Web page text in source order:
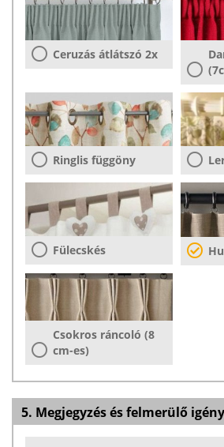
Ceruzás átlátszó 2x
Ringlis függöny
Fülecskés
Csokros ráncoló (8
cm-es)
5. Megjegyzés és felmerülő